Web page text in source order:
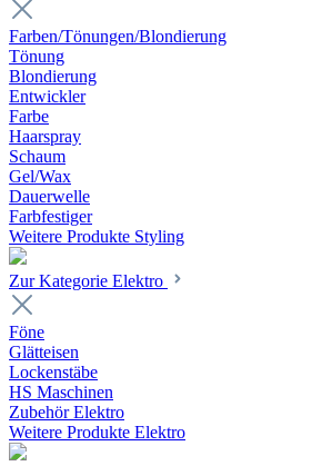
Farben/Tönungen/Blondierung
Tönung
Blondierung
Entwickler
Farbe
Haarspray
Schaum
Gel/Wax
Dauerwelle
Farbfestiger
Weitere Produkte Styling
Zur Kategorie Elektro
Föne
Glätteisen
Lockenstäbe
HS Maschinen
Zubehör Elektro
Weitere Produkte Elektro